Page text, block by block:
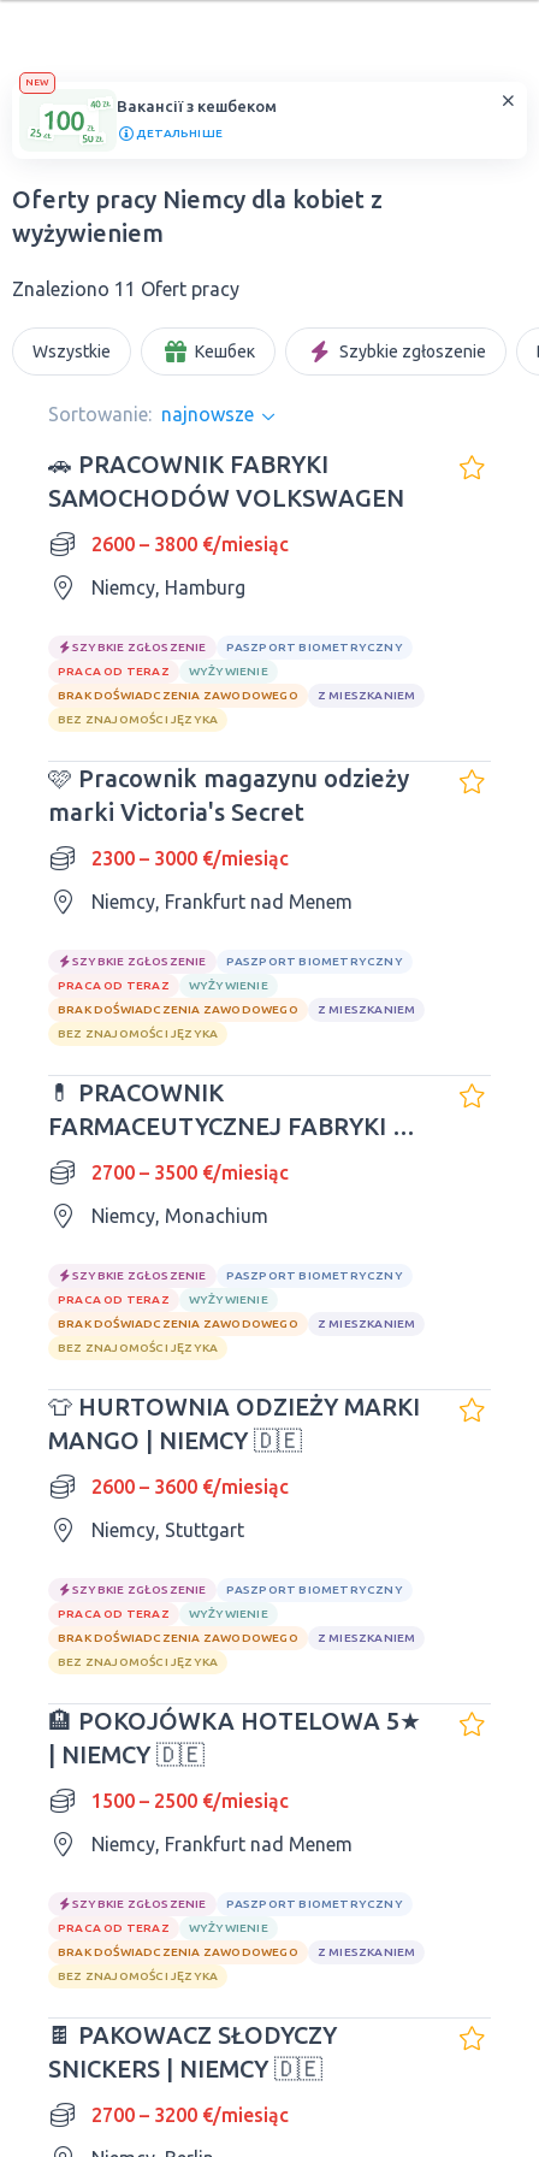
NEW
Вакансії з кешбеком
ДЕТАЛЬНІШЕ
Oferty pracy Niemcy dla kobiet z
wyżywieniem
Znaleziono 11 Ofert pracy
Wszystkie Кешбек Szybkie zgłoszenie
Sortowanie: najnowsze
🚗 PRACOWNIK FABRYKI
SAMOCHODÓW VOLKSWAGEN
2600 – 3800 €/miesiąc
Niemcy, Hamburg
SZYBKIE ZGŁOSZENIE
PASZPORT BIOMETRYCZNY
PRACA OD TERAZ
WYŻYWIENIE
BRAK DOŚWIADCZENIA ZAWODOWEGO
Z MIESZKANIEM
BEZ ZNAJOMOŚCI JĘZYKA
🩷 Pracownik magazynu odzieży
marki Victoria's Secret
2300 – 3000 €/miesiąc
Niemcy, Frankfurt nad Menem
SZYBKIE ZGŁOSZENIE
PASZPORT BIOMETRYCZNY
PRACA OD TERAZ
WYŻYWIENIE
BRAK DOŚWIADCZENIA ZAWODOWEGO
Z MIESZKANIEM
BEZ ZNAJOMOŚCI JĘZYKA
💊 PRACOWNIK
FARMACEUTYCZNEJ FABRYKI W
NIEMCZECH
2700 – 3500 €/miesiąc
Niemcy, Monachium
SZYBKIE ZGŁOSZENIE
PASZPORT BIOMETRYCZNY
PRACA OD TERAZ
WYŻYWIENIE
BRAK DOŚWIADCZENIA ZAWODOWEGO
Z MIESZKANIEM
BEZ ZNAJOMOŚCI JĘZYKA
👕 HURTOWNIA ODZIEŻY MARKI
MANGO | NIEMCY 🇩🇪
2600 – 3600 €/miesiąc
Niemcy, Stuttgart
SZYBKIE ZGŁOSZENIE
PASZPORT BIOMETRYCZNY
PRACA OD TERAZ
WYŻYWIENIE
BRAK DOŚWIADCZENIA ZAWODOWEGO
Z MIESZKANIEM
BEZ ZNAJOMOŚCI JĘZYKA
🏨 POKOJÓWKA HOTELOWA 5★
| NIEMCY 🇩🇪
1500 – 2500 €/miesiąc
Niemcy, Frankfurt nad Menem
SZYBKIE ZGŁOSZENIE
PASZPORT BIOMETRYCZNY
PRACA OD TERAZ
WYŻYWIENIE
BRAK DOŚWIADCZENIA ZAWODOWEGO
Z MIESZKANIEM
BEZ ZNAJOMOŚCI JĘZYKA
🍫 PAKOWACZ SŁODYCZY
SNICKERS | NIEMCY 🇩🇪
2700 – 3200 €/miesiąc